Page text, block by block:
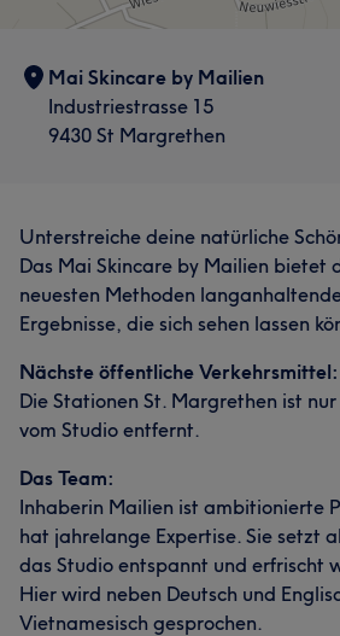
Mai Skincare by Mailien
Industriestrasse 15
9430 St Margrethen
Unterstreiche deine natürliche
Das Mai Skincare by Mailien bietet
neuesten Methoden
Ergebnisse, die sich sehen lassen
Nächste öffentliche Verkehrsmittel:
Die Stationen St. Margrethen ist
vom Studio entfernt.
Das Team:
Inhaberin Mailien ist ambitionierte
hat jahrelange Expertise. Sie setzt
das Studio entspannt und erfrischt
Hier wird neben Deutsch und
Vietnamesisch gesprochen.